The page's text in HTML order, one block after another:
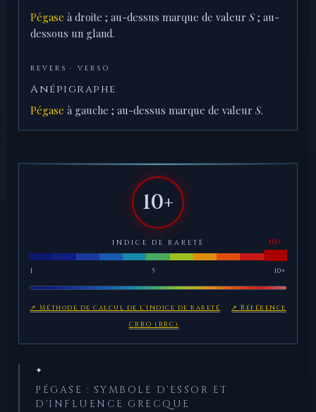
Pégase à droite ; au-dessus marque de valeur S ; au-
dessous un gland.
REVERS · VERSO
Anépigraphe
Pégase à gauche ; au-dessus marque de valeur S.
10+
INDICE DE RARETÉ
1 5 10+
↗ Méthode de calcul de l'indice de rareté
↗ Référence
CRRO (RRC)
✦
PÉGASE : SYMBOLE D'ESSOR ET
D'INFLUENCE GRECQUE